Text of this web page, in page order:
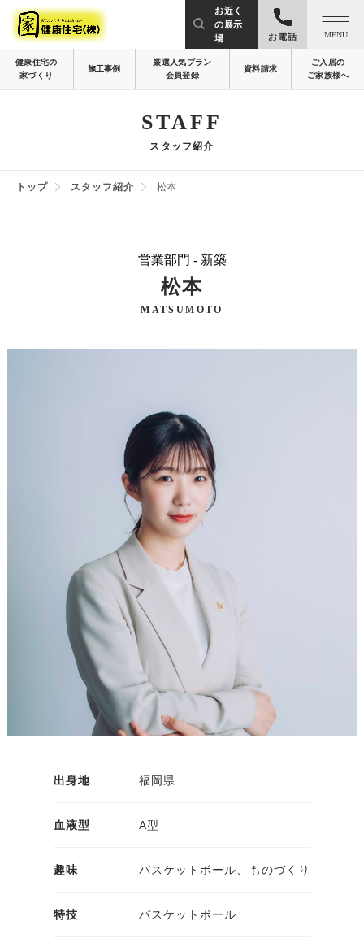
お近く
の展示
場
お電話 MENU
健康住宅の
家づくり
施工事例
厳選人気プラン
会員登録
資料請求
ご入居の
ご家族様へ
STAFF
スタッフ紹介
トップ スタッフ紹介 松本
営業部門 - 新築
松本
MATSUMOTO
出身地 福岡県
血液型 A型
趣味 バスケットボール、ものづくり
特技 バスケットボール